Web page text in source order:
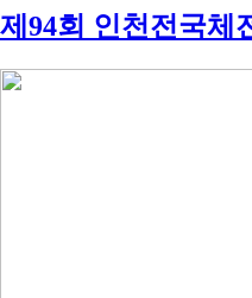
제94회 인천전국체